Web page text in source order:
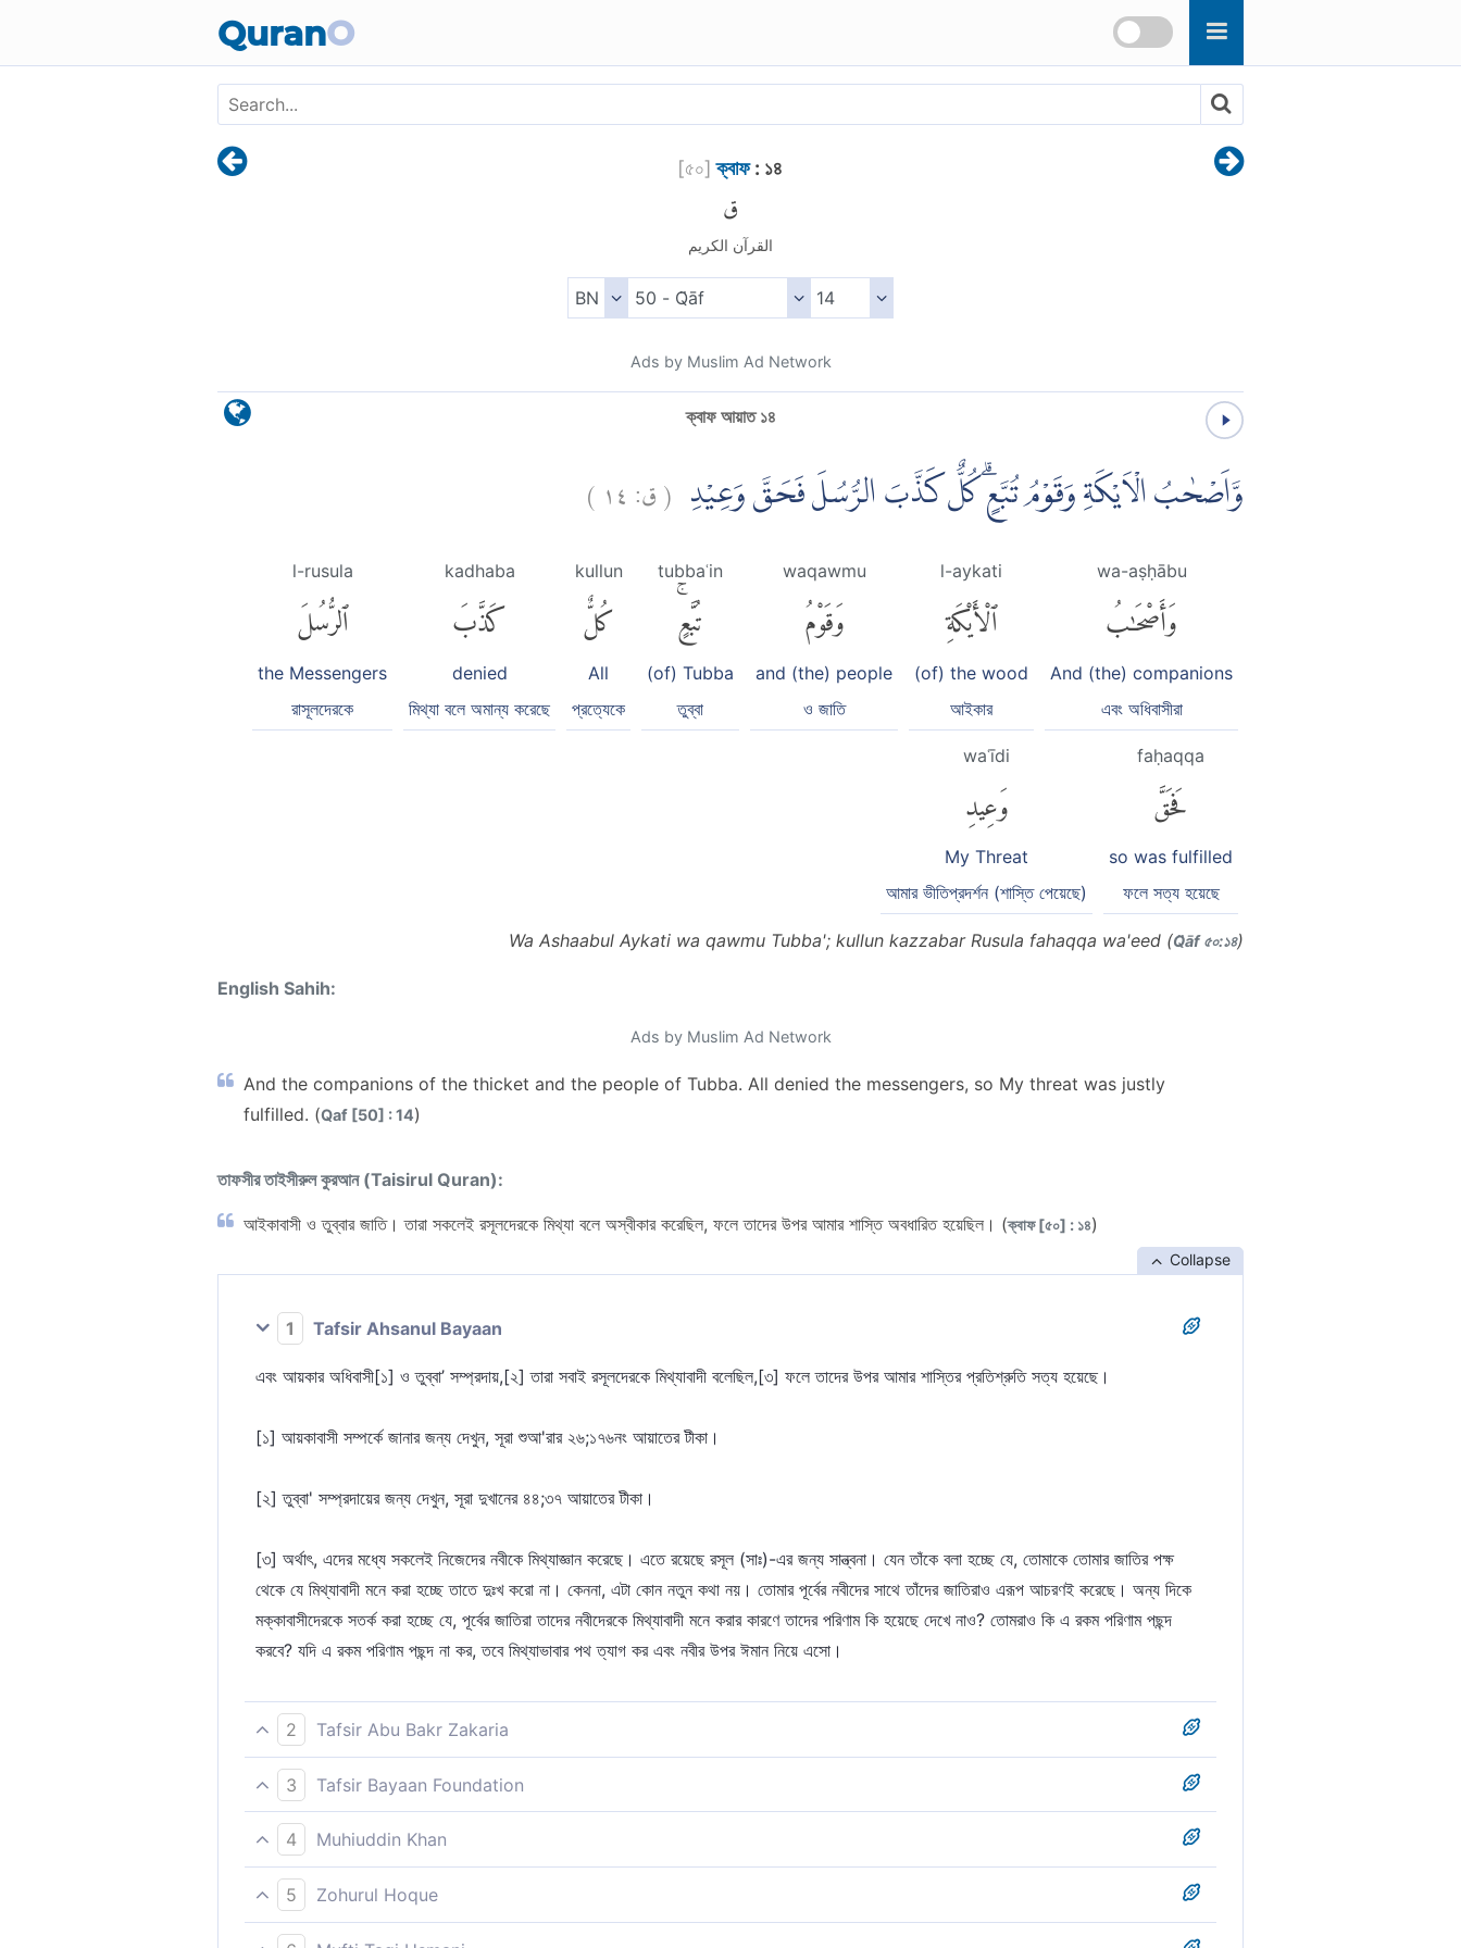
QuranO
[৫০] ক্বাফ: ১৪
ق
القرآن الكريم
Ads by Muslim Ad Network
ক্বাফ আয়াত ১৪
وَّاَصْحٰبُ الْاَيْكَةِ وَقَوْمُ تُبَّعٍۗ كُلٌّ كَذَّبَ الرُّسُلَ فَحَقَّ وَعِيْدِ (ق: ١٤ )
wa-aṣḥābu
وَأَصْحَٰبُ
And (the) companions
এবং অধিবাসীরা
l-aykati
ٱلْأَيْكَةِ
(of) the wood
আইকার
waqawmu
وَقَوْمُ
and (the) people
ও জাতি
tubbaʿin
تُبَّعٍۚ
(of) Tubba
তুব্বা
kullun
كُلٌّ
All
প্রত্যেকে
kadhaba
كَذَّبَ
denied
মিথ্যা বলে অমান্য করেছে
l-rusula
ٱلرُّسُلَ
the Messengers
রাসূলদেরকে
faḥaqqa
فَحَقَّ
so was fulfilled
ফলে সত্য হয়েছে
waʿīdi
وَعِيدِ
My Threat
আমার ভীতিপ্রদর্শন (শাস্তি পেয়েছে)
Wa Ashaabul Aykati wa qawmu Tubba'; kullun kazzabar Rusula fahaqqa wa'eed (Q̈āf ৫০:১৪)
English Sahih:
Ads by Muslim Ad Network
And the companions of the thicket and the people of Tubba. All denied the messengers, so My threat was justly
fulfilled. (Qaf [50] : 14)
তাফসীর তাইসীরুল কুরআন (Taisirul Quran):
আইকাবাসী ও তুব্বার জাতি। তারা সকলেই রসূলদেরকে মিথ্যা বলে অস্বীকার করেছিল, ফলে তাদের উপর আমার শাস্তি অবধারিত হয়েছিল। (ক্বাফ [৫০] : ১৪)
Collapse
1 Tafsir Ahsanul Bayaan
এবং আয়কার অধিবাসী[১] ও তুব্বা’ সম্প্রদায়,[২] তারা সবাই রসূলদেরকে মিথ্যাবাদী বলেছিল,[৩] ফলে তাদের উপর আমার শাস্তির প্রতিশ্রুতি সত্য হয়েছে।
[১] আয়কাবাসী সম্পর্কে জানার জন্য দেখুন, সূরা শুআ'রার ২৬;১৭৬নং আয়াতের টীকা।
[২] তুব্বা' সম্প্রদায়ের জন্য দেখুন, সূরা দুখানের ৪৪;৩৭ আয়াতের টীকা।
[৩] অর্থাৎ, এদের মধ্যে সকলেই নিজেদের নবীকে মিথ্যাজ্ঞান করেছে। এতে রয়েছে রসূল (সাঃ)-এর জন্য সান্ত্বনা। যেন তাঁকে বলা হচ্ছে যে, তোমাকে তোমার জাতির পক্ষ
থেকে যে মিথ্যাবাদী মনে করা হচ্ছে তাতে দুঃখ করো না। কেননা, এটা কোন নতুন কথা নয়। তোমার পূর্বের নবীদের সাথে তাঁদের জাতিরাও এরূপ আচরণই করেছে। অন্য দিকে
মক্কাবাসীদেরকে সতর্ক করা হচ্ছে যে, পূর্বের জাতিরা তাদের নবীদেরকে মিথ্যাবাদী মনে করার কারণে তাদের পরিণাম কি হয়েছে দেখে নাও? তোমরাও কি এ রকম পরিণাম পছন্দ
করবে? যদি এ রকম পরিণাম পছন্দ না কর, তবে মিথ্যাভাবার পথ ত্যাগ কর এবং নবীর উপর ঈমান নিয়ে এসো।
2 Tafsir Abu Bakr Zakaria
আর আইকার অধিবাসী [১] ও তুব্বা’ সম্প্রদায় [২] ; তারা সকলেই রাসূলগণের প্রতি মিথ্যারোপ করেছিল। [৩], ফলে তাদের উপর আমার শাস্তি যথার্থভাবে আপতিত হয়েছে।
[১] অর্থাৎ শু'আইব আলাইহিস সালামের জাতি। [ইবন কাসীর] এদের আলোচনা পূর্বেই সূরা আল-হিজর এর ৭৮ নং আয়াত ও সূরা আশ-শু'আরা এর ১৭৬ নং আয়াতের টিকায় করা
হয়েছে। এ ছাড়াও এদের আলোচনা সূরা সাদ এর ১৩ নং আয়াতে এসেছে।
[২] ইয়ামনের সম্রাটদের উপাধি ছিল তোব্বা [ইবন কাসীর] সূরা আদ-দোখানের ৩৭ নং আয়াতের ব্যাখ্যায় এ সম্পর্কে প্রয়োজনীয় আলোচনা করা হয়েছে।
3 Tafsir Bayaan Foundation
আইকার অধিবাসী ও তুব্বা‘ সম্প্রদায়। সকলেই রাসূলদেরকে মিথ্যাবাদী বলেছিল।
4 Muhiuddin Khan
বনবাসীরা এবং তোব্বা সম্প্রদায়। প্রত্যেকেই রসূলগণকে মিথ্যা বলেছে, অতঃপর আমার শাস্তির যোগ্য হয়েছে।
5 Zohurul Hoque
আর আইকার অধিবাসীরা ও তুব্বার লোকদল; -- সবাই রসূলগণকে প্রত্যাখ্যান করেছিল, সুতরাং আমার ওয়াদা সত্য বর্তেছিল।